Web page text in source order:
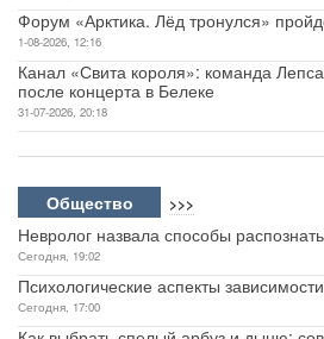
Форум «Арктика. Лёд тронулся»
1-08-2026, 12:16
Канал «Свита короля»: команда
после концерта в Белеке
31-07-2026, 20:18
Общество >>>
Невролог назвала способы
Сегодня, 19:02
Психологические аспекты
Сегодня, 17:00